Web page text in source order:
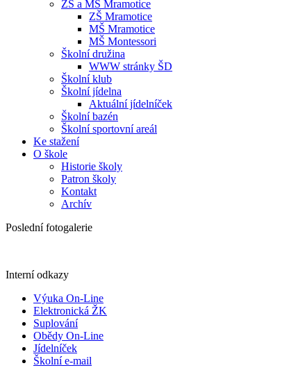
ZŠ a MŠ Mramotice
ZŠ Mramotice
MŠ Mramotice
MŠ Montessori
Školní družina
WWW stránky ŠD
Školní klub
Školní jídelna
Aktuální jídelníček
Školní bazén
Školní sportovní areál
Ke stažení
O škole
Historie školy
Patron školy
Kontakt
Archív
Poslední fotogalerie
Interní odkazy
Výuka On-Line
Elektronická ŽK
Suplování
Obědy On-Line
Jídelníček
Školní e-mail